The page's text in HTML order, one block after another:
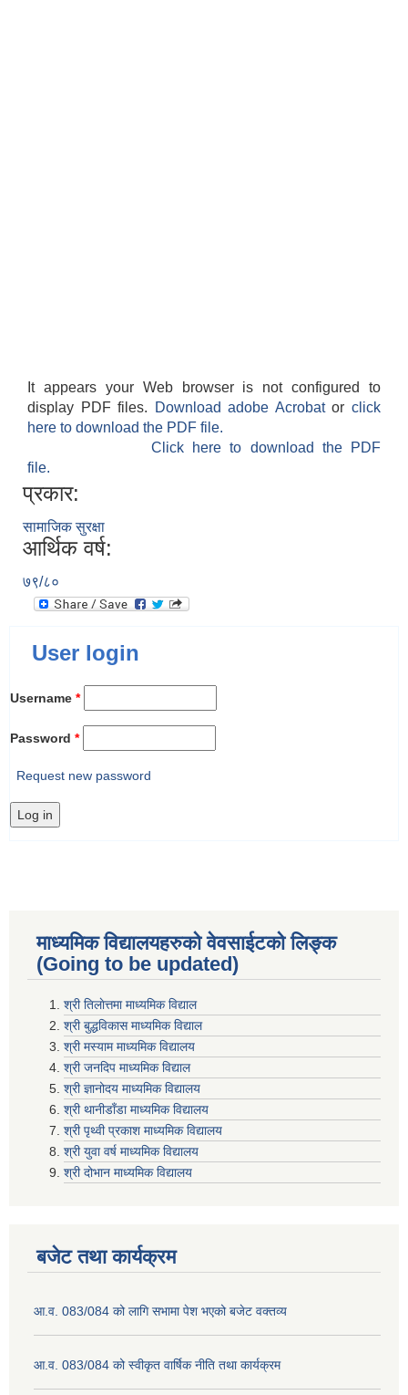
It appears your Web browser is not configured to
display PDF files.
Download adobe Acrobatorclick
here to download the PDF file.
Click here to download the PDF
file.
प्रकार:
सामाजिक सुरक्षा
आर्थिक वर्ष:
७९/८०
User login
Username *
Password *
Request new password
माध्यमिक विद्यालयहरुकाे वेवसाईटको लिङ्क
(Going to be updated)
श्री तिलाेत्तमा माध्यमिक विद्याल
श्री बुद्धविकास माध्यमिक विद्याल
श्री मस्याम माध्यमिक विद्यालय
श्री जनदिप माध्यमिक विद्याल
श्री ज्ञानोदय माध्यमिक विद्यालय
श्री थानीडाँडा माध्यमिक विद्यालय
श्री पृथ्वी प्रकाश माध्यमिक विद्यालय
श्री युवा वर्ष माध्यमिक विद्यालय
श्री दोभान माध्यमिक विद्यालय
बजेट तथा कार्यक्रम
आ.व. 083/084 को लागि सभामा पेश भएको बजेट वक्तव्य
आ.व. 083/084 को स्वीकृत वार्षिक नीति तथा कार्यक्रम